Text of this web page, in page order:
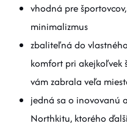
vhodná pre
minimalizmus
zbaliteľná do
komfort pri akejkoľvek
vám zabrala veľa
jedná sa o inovovanú
Northkitu, ktorého